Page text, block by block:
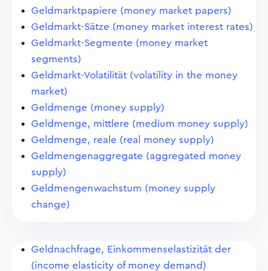
Geldmarktpapiere (money market papers)
Geldmarkt-Sätze (money market interest rates)
Geldmarkt-Segmente (money market
segments)
Geldmarkt-Volatilität (volatility in the money
market)
Geldmenge (money supply)
Geldmenge, mittlere (medium money supply)
Geldmenge, reale (real money supply)
Geldmengenaggregate (aggregated money
supply)
Geldmengenwachstum (money supply
change)
Geldnachfrage, Einkommenselastizität der
(income elasticity of money demand)